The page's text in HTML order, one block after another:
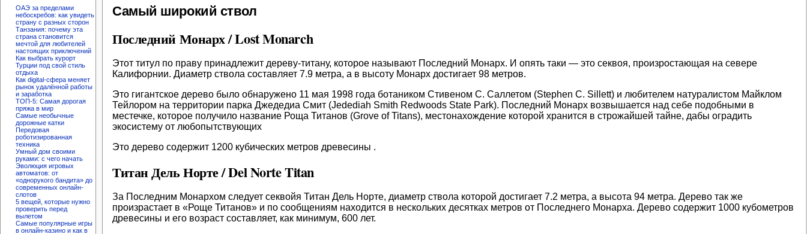
ОАЭ за пределами
небоскребов: как увидеть
страну с разных сторон
Танзания: почему эта
страна становится
мечтой для любителей
настоящих приключений
Как выбрать курорт
Турции под свой стиль
отдыха
Как digital-сфера меняет
рынок удалённой работы
и заработка
ТОП-5: Самая дорогая
пряжа в мир
Самые необычные
дорожные катки
Передовая
роботизированная
техника
Умный дом своими
руками: с чего начать
Эволюция игровых
автоматов: от
«однорукого бандита» до
современных онлайн-
слотов
5 вещей, которые нужно
проверить перед
вылетом
Самые популярные игры
в онлайн-казино и как в
Самый широкий ствол
Последний Монарх / Lost Monarch
Этот титул по праву принадлежит дереву-титану, которое называют Последний Монарх. И опять таки — это секвоя, произростающая на севере
Калифорнии. Диаметр ствола составляет 7.9 метра, а в высоту Монарх достигает 98 метров.
Это гигантское дерево было обнаружено 11 мая 1998 года ботаником Стивеном С. Саллетом (Stephen C. Sillett) и любителем натуралистом Майклом
Тейлором на территории парка Джедедиа Смит (Jedediah Smith Redwoods State Park). Последний Монарх возвышается над себе подобными в
местечке, которое получило название Роща Титанов (Grove of Titans), местонахождение которой хранится в строжайшей тайне, дабы оградить
экосистему от любопытствующих
Это дерево содержит 1200 кубических метров древесины .
Титан Дель Норте / Del Norte Titan
За Последним Монархом следует секвойя Титан Дель Норте, диаметр ствола которой достигает 7.2 метра, а высота 94 метра. Дерево так же
произрастает в «Роще Титанов» и по сообщениям находится в нескольких десятках метров от Последнего Монарха. Дерево содержит 1000 кубометров
древесины и его возраст составляет, как минимум, 600 лет.